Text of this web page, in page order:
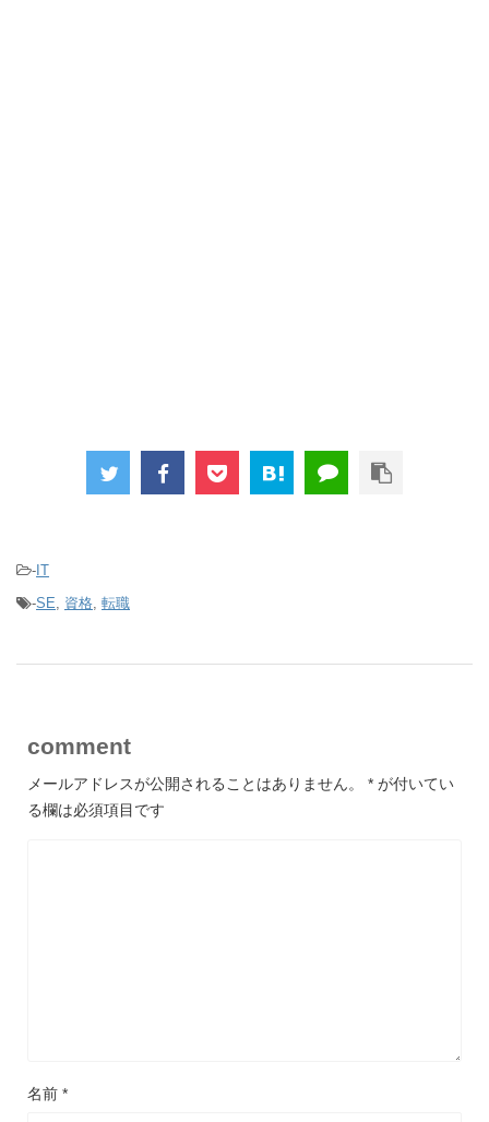
- IT
-SE, 資格, 転職
comment
メールアドレスが公開されることはありません。 * が付いてい
る欄は必須項目です
名前 *